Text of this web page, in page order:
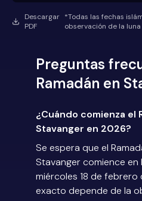
Descargar
PDF
*Todas las fechas
observación de la luna
Preguntas
Ramadán en
¿Cuándo comienza el
Stavanger en 2026?
Se espera que el
Stavanger comience en
miércoles 18 de febrero
exacto depende de la